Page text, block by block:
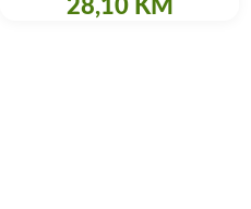
28,10 KM